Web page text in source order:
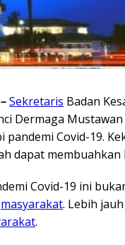
Sekretaris Badan
Dermaga
Covid-19.
dapat membuahkan
Covid-19 ini
masyarakat. Lebih
.